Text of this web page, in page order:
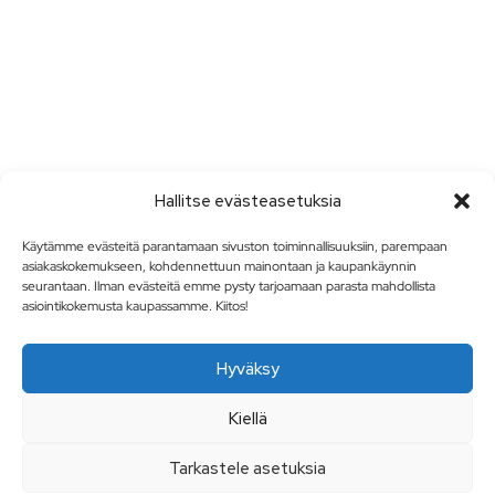
Hallitse evästeasetuksia
Käytämme evästeitä parantamaan sivuston toiminnallisuuksiin, parempaan
asiakaskokemukseen, kohdennettuun mainontaan ja kaupankäynnin
seurantaan. Ilman evästeitä emme pysty tarjoamaan parasta mahdollista
asiointikokemusta kaupassamme. Kiitos!
Hyväksy
Kiellä
Tarkastele asetuksia